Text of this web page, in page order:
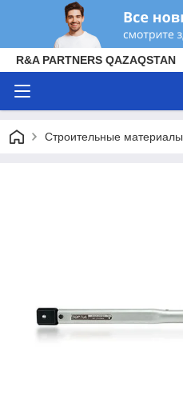
R&A PARTNERS QAZAQSTAN
Строительные материалы